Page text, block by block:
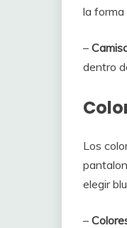
la forma
–
dentro
Los
elegir
–